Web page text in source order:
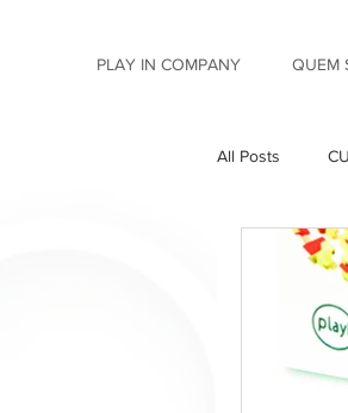
PLAY IN COMPANY QUEM
All Posts